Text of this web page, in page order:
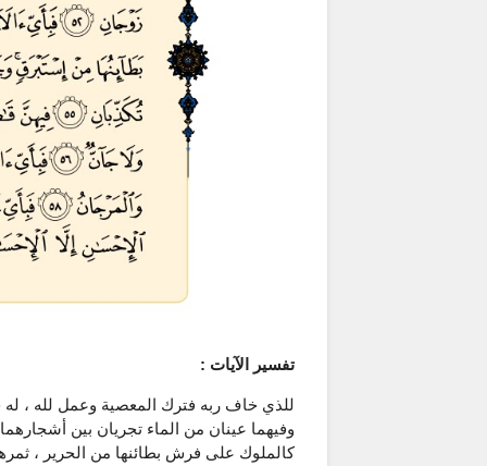
تفسير الآيات :
للذي خاف ربه فترك المعصية وعمل لله ، له
وفيهما عينان من الماء تجريان بين
كالملوك على فرش بطائنها من الحرير ،